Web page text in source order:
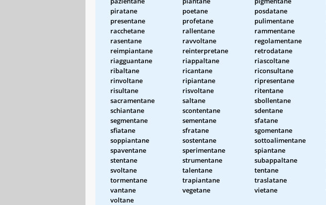
piratane
poetane posdatane
presentane
profetane pulimentane
racchetane
rallentane rammentane
rasentane
ravvoltane regolamentane
reimpiantane
reinterpretane retrodatane
riagguantane
riappaltane riascoltane
ribaltane
ricantane riconsultane
rinvoltane
ripiantane ripresentane
risultane
risvoltane ritentane
sacramentane
saltane sbollentane
schiantane
scontentane sdentane
segmentane
sementane sfatane
sfiatane
sfratane sgomentane
soppiantane
sostentane sottoalimentane
spaventane
sperimentane spiantane
stentane
strumentane subappaltane
svoltane
talentane tentane
tormentane
trapiantane traslatane
vantane
vegetane vietane
voltane